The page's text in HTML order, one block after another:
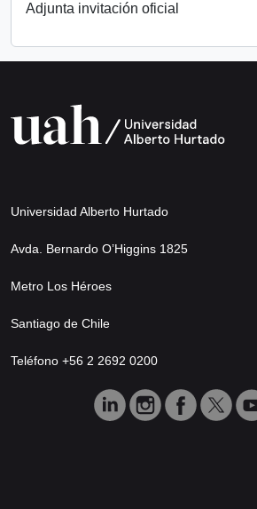
Adjunta invitación oficial
Universidad Alberto Hurtado
Avda. Bernardo O’Higgins 1825
Metro Los Héroes
Santiago de Chile
Teléfono +56 2 2692 0200